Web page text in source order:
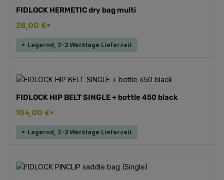
FIDLOCK HERMETIC dry bag multi
28,00 €*
Lagernd, 2-3 Werktage Lieferzeit
FIDLOCK HIP BELT SINGLE + bottle 450 black
104,00 €*
Lagernd, 2-3 Werktage Lieferzeit